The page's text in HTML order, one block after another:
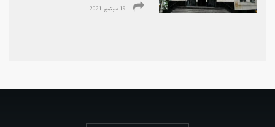
19 سبتمبر 2021